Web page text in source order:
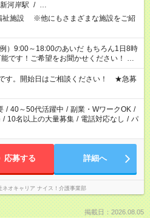
新河岸駅 / …
祉施設 ※他にもさまざまな施設をご紹
）9:00～18:00のあいだ もちろん1日8時
です！ご希望をお聞かせください！ ★
要な場合も遠慮なくご相談ください。
務が必要です
す。開始日はご相談ください！ ★急募
/ 40～50代活躍中 / 副業・WワークOK /
/ 10名以上の大量募集 / 電話対応なし / パ
応募する 詳細へ
ネオキャリア ナイス！介護事業部
掲載日：2026.08.05